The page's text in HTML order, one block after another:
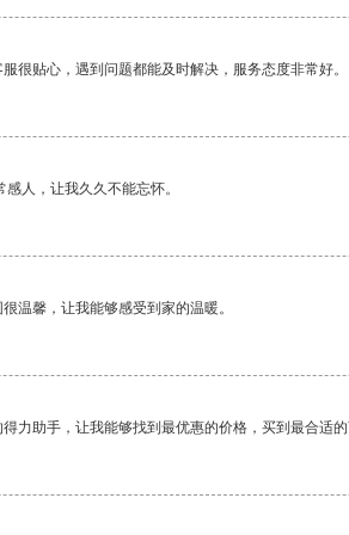
很贴心，遇到问题都能及时解决，服务态度非常好。
人，让我久久不能忘怀。
温馨，让我能够感受到家的温暖。
力助手，让我能够找到最优惠的价格，买到最合适